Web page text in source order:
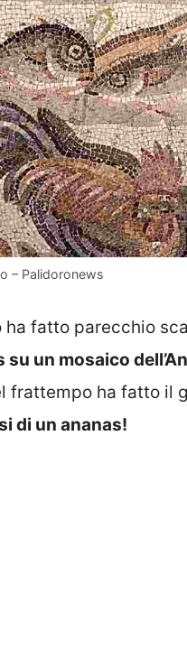
– Palidoronews
fatto parecchio
un mosaico
frattempo ha fatto il
di un ananas!